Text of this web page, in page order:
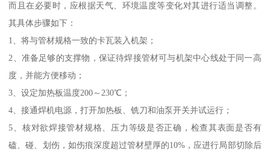
而且在必要时，应根据天气、环境温度等变化对其进行适当调整。
其具体步骤如下：
1、将与管材规格一致的卡瓦装入机架；
2、准备足够的支撑物，保证待焊接管材可与机架中心线处于同一高
度，并能方便移动；
3、设定加热板温度200～230℃；
4、接通焊机电源，打开加热板、铣刀和油泵开关并试运行；
5、核对欲焊接管材规格、压力等级是否正确，检查其表面是否有
磕、碰、划伤，如伤痕深度超过管材壁厚的10%，应进行局部切除后